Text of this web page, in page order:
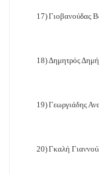
17)Γιοβανούδας
18)Δημητρός
19)Γεωργιάδης
20)Γκαλή